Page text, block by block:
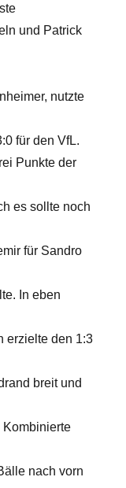
und Patrick
nutzte
für den VfL.
Punkte der
es sollte noch
für Sandro
In eben
erzielte den 1:3
breit und
Kombinierte
nach vorn